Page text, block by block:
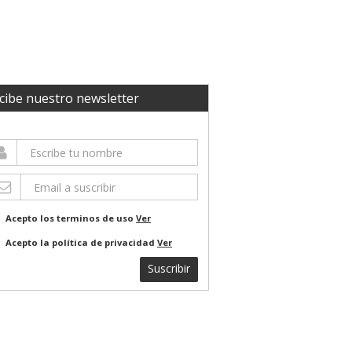
nuestro newsletter
Acepto los terminos de uso Ver
Acepto la política de privacidad Ver
Suscribir